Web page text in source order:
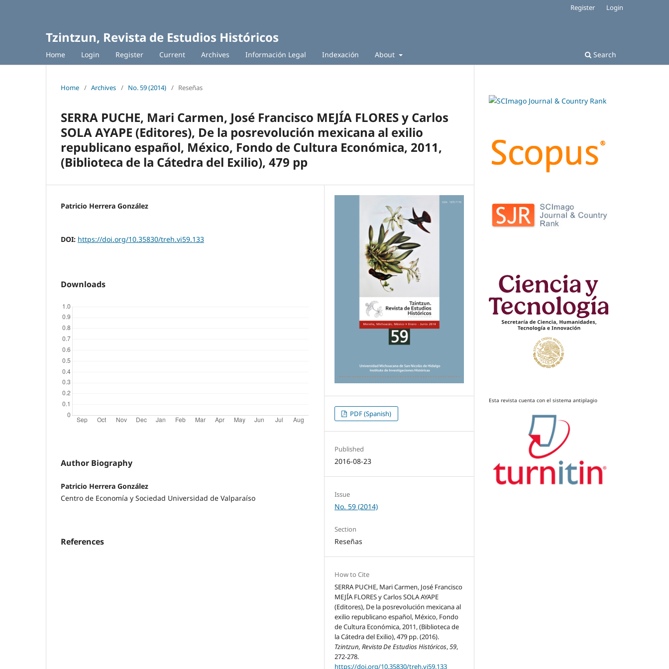
Tzintzun, Revista de Estudios Históricos
Home Login Register Current Archives Información Legal Indexación About Search
Register Login
Home / Archives / No. 59 (2014) / Reseñas
SERRA PUCHE, Mari Carmen, José Francisco MEJÍA FLORES y Carlos
SOLA AYAPE (Editores), De la posrevolución mexicana al exilio
republicano español, México, Fondo de Cultura Económica, 2011,
(Biblioteca de la Cátedra del Exilio), 479 pp
Patricio Herrera González
DOI: https://doi.org/10.35830/treh.vi59.133
Downloads
Author Biography
Patricio Herrera González
Centro de Economía y Sociedad Universidad de Valparaíso
References
PDF (Spanish)
Published
2016-08-23
Issue
No. 59 (2014)
Section
Reseñas
How to Cite
SERRA PUCHE, Mari Carmen, José Francisco
MEJÍA FLORES y Carlos SOLA AYAPE
(Editores), De la posrevolución mexicana al
exilio republicano español, México, Fondo
de Cultura Económica, 2011, (Biblioteca de
la Cátedra del Exilio), 479 pp. (2016).
Tzintzun, Revista De Estudios Históricos,59,
272-278.
https://doi.org/10.35830/treh.vi59.133
Esta revista cuenta con el sistema antiplagio